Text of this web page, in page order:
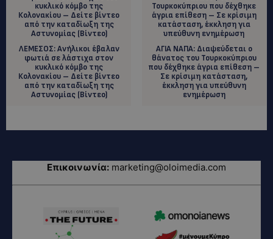
ΛΕΜΕΣΟΣ: Ανήλικοι έβαλαν
φωτιά σε λάστιχα στον
κυκλικό κόμβο της
Κολονακίου – Δείτε βίντεο
από την καταδίωξη της
Αστυνομίας (Βίντεο)
ΑΓΙΑ ΝΑΠΑ: Διαψεύδεται ο
θάνατος του Τουρκοκύπριου
που δέχθηκε άγρια επίθεση –
Σε κρίσιμη κατάσταση,
έκκληση για υπεύθυνη
ενημέρωση
Επικοινωνία: marketing@oloimedia.com